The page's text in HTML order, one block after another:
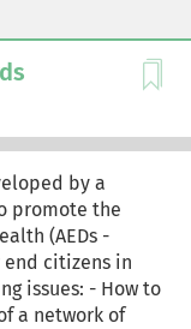
by a
promote the
(AEDs -
citizens in
issues: - How to
a network of